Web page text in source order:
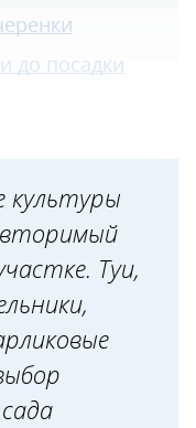
до посадки
место
культуры
Туи,